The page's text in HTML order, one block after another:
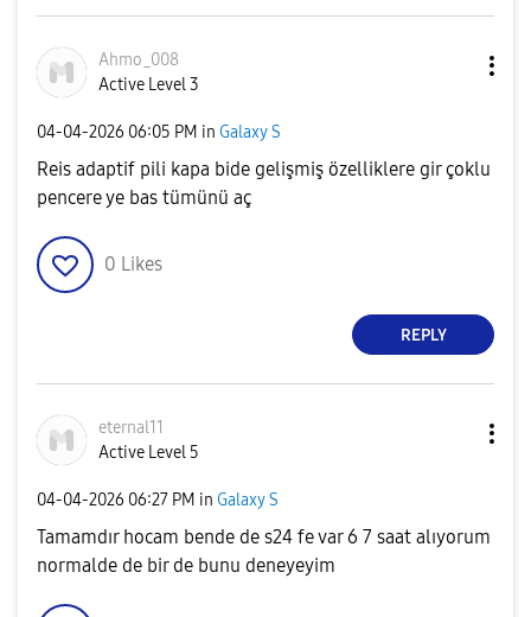
Ahmo_008
Active Level 3
‎04-04-2026 06:05 PM in Galaxy S
Reis adaptif pili kapa bide gelişmiş özelliklere gir çoklu
pencere ye bas tümünü aç
0 Likes
REPLY
eternal11
Active Level 5
‎04-04-2026 06:27 PM in Galaxy S
Tamamdır hocam bende de s24 fe var 6 7 saat alıyorum
normalde de bir de bunu deneyeyim